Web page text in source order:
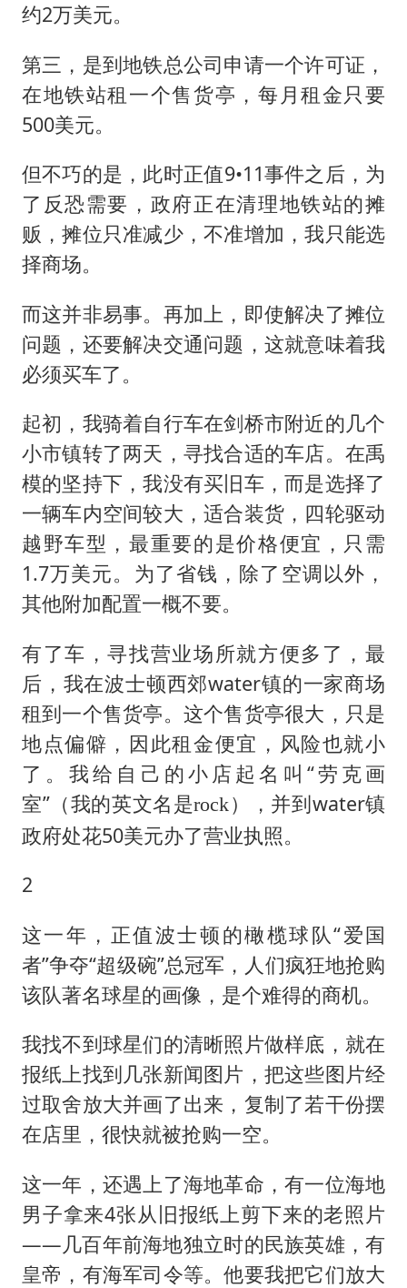
约2万美元。
第三，是到地铁总公司申请一个许可证，
在地铁站租一个售货亭，每月租金只要
500美元。
但不巧的是，此时正值9•11事件之后，为
了反恐需要，政府正在清理地铁站的摊
贩，摊位只准减少，不准增加，我只能选
择商场。
而这并非易事。再加上，即使解决了摊位
问题，还要解决交通问题，这就意味着我
必须买车了。
起初，我骑着自行车在剑桥市附近的几个
小市镇转了两天，寻找合适的车店。在禹
模的坚持下，我没有买旧车，而是选择了
一辆车内空间较大，适合装货，四轮驱动
越野车型，最重要的是价格便宜，只需
1.7万美元。为了省钱，除了空调以外，
其他附加配置一概不要。
有了车，寻找营业场所就方便多了，最
后，我在波士顿西郊water镇的一家商场
租到一个售货亭。这个售货亭很大，只是
地点偏僻，因此租金便宜，风险也就小
了。我给自己的小店起名叫“劳克画
室”（我的英文名是rock）
，并到water镇
政府处花50美元办了营业执照。
2
这一年，正值波士顿的橄榄球队“爱国
者”争夺“超级碗”总冠军，人们疯狂地抢购
该队著名球星的画像，是个难得的商机。
我找不到球星们的清晰照片做样底，就在
报纸上找到几张新闻图片，把这些图片经
过取舍放大并画了出来，复制了若干份摆
在店里，很快就被抢购一空。
这一年，还遇上了海地革命，有一位海地
男子拿来4张从旧报纸上剪下来的老照片
——几百年前海地独立时的民族英雄，有
皇帝，有海军司令等。他要我把它们放大